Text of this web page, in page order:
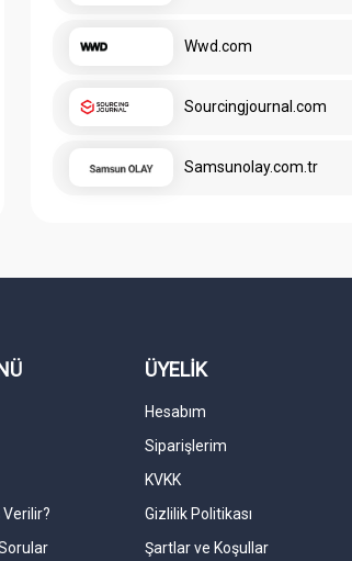
Wwd.com
Sourcingjournal.com
Samsunolay.com.tr
Verilir?
ÜYELİK
Hesabım
Siparişlerim
KVKK
Gizlilik Politikası
Şartlar ve Koşullar